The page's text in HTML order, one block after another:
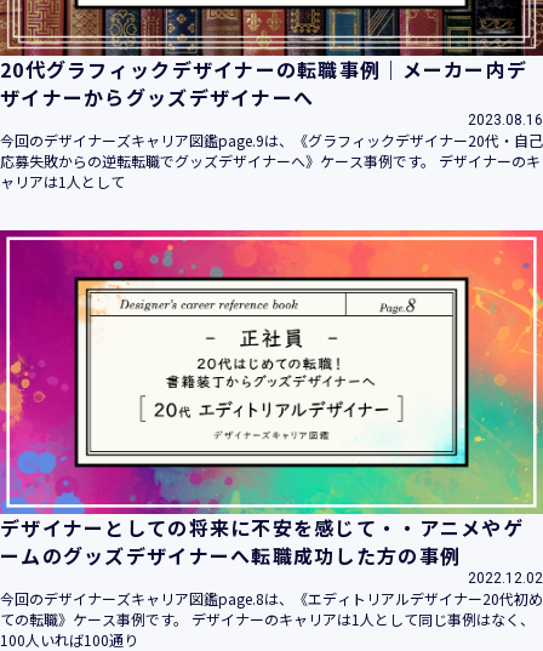
20代グラフィックデザイナーの転職事例｜メーカー内デ
ザイナーからグッズデザイナーへ
2023.08.16
今回のデザイナーズキャリア図鑑page.9は、《グラフィックデザイナー20代・自己
応募失敗からの逆転転職でグッズデザイナーへ》ケース事例です。 デザイナーのキ
ャリアは1人として
デザイナーとしての将来に不安を感じて・・アニメやゲ
ームのグッズデザイナーへ転職成功した方の事例
2022.12.02
今回のデザイナーズキャリア図鑑page.8は、《エディトリアルデザイナー20代初め
ての転職》ケース事例です。 デザイナーのキャリアは1人として同じ事例はなく、
100人いれば100通り